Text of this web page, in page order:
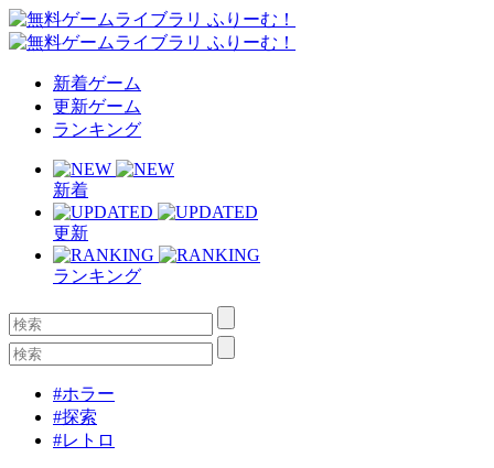
新着ゲーム
更新ゲーム
ランキング
新着
更新
ランキング
#ホラー
#探索
#レトロ